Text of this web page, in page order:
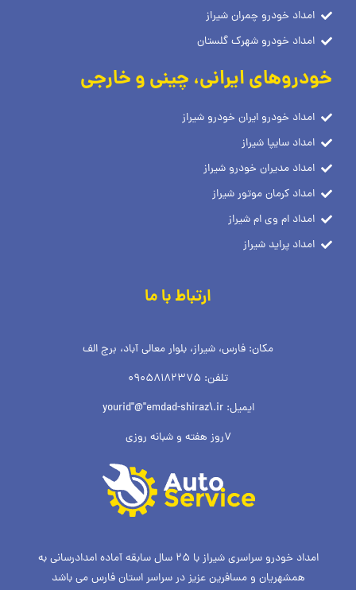
امداد خودرو چمران شیراز
امداد خودرو شهرک گلستان
خودروهای ایرانی، چینی و خارجی
امداد خودرو ایران خودرو شیراز
امداد سایپا شیراز
امداد مدیران خودرو شیراز
امداد کرمان موتور شیراز
امداد ام وی ام شیراز
امداد پراید شیراز
ارتباط با ما
مکان: فارس، شیراز، بلوار معالی آباد، برج الف
تلفن: 09058182375
ایمیل: yourid"@"emdad-shiraz\.ir
7روز هفته و شبانه روزی
امداد خودرو سراسری شیراز با 25 سال سابقه آماده امدادرسانی به
همشهریان و مسافرین عزیز در سراسر استان فارس می باشد